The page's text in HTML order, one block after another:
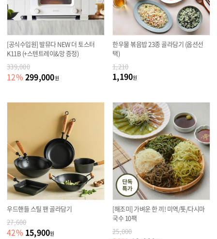
[공식수입원] 발뮤다 NEW 더 토스터
K11B (+스텐트레이&망 증정)
339,000
12% 299,000원
한우물 볶음밥 23종 골라담기 (옵션선
택)
1,210
1,190원
우드핸들 스틸 팬 골라담기
27,600
42% 15,900원
[해조미] 가벼운 한 끼! 미역/톳/다시마
국수 10팩
25,000